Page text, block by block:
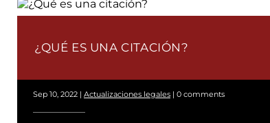
¿QUÉ ES UNA CITACIÓN?
Sep 10, 2022 | Actualizaciones legales| 0 comments